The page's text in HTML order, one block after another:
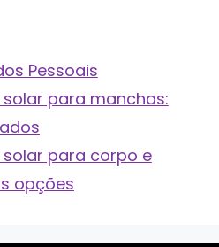
Pessoais
para manchas:
para corpo e
opções